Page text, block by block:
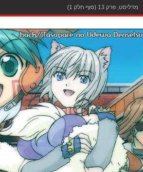
מדליסט, פרק 12